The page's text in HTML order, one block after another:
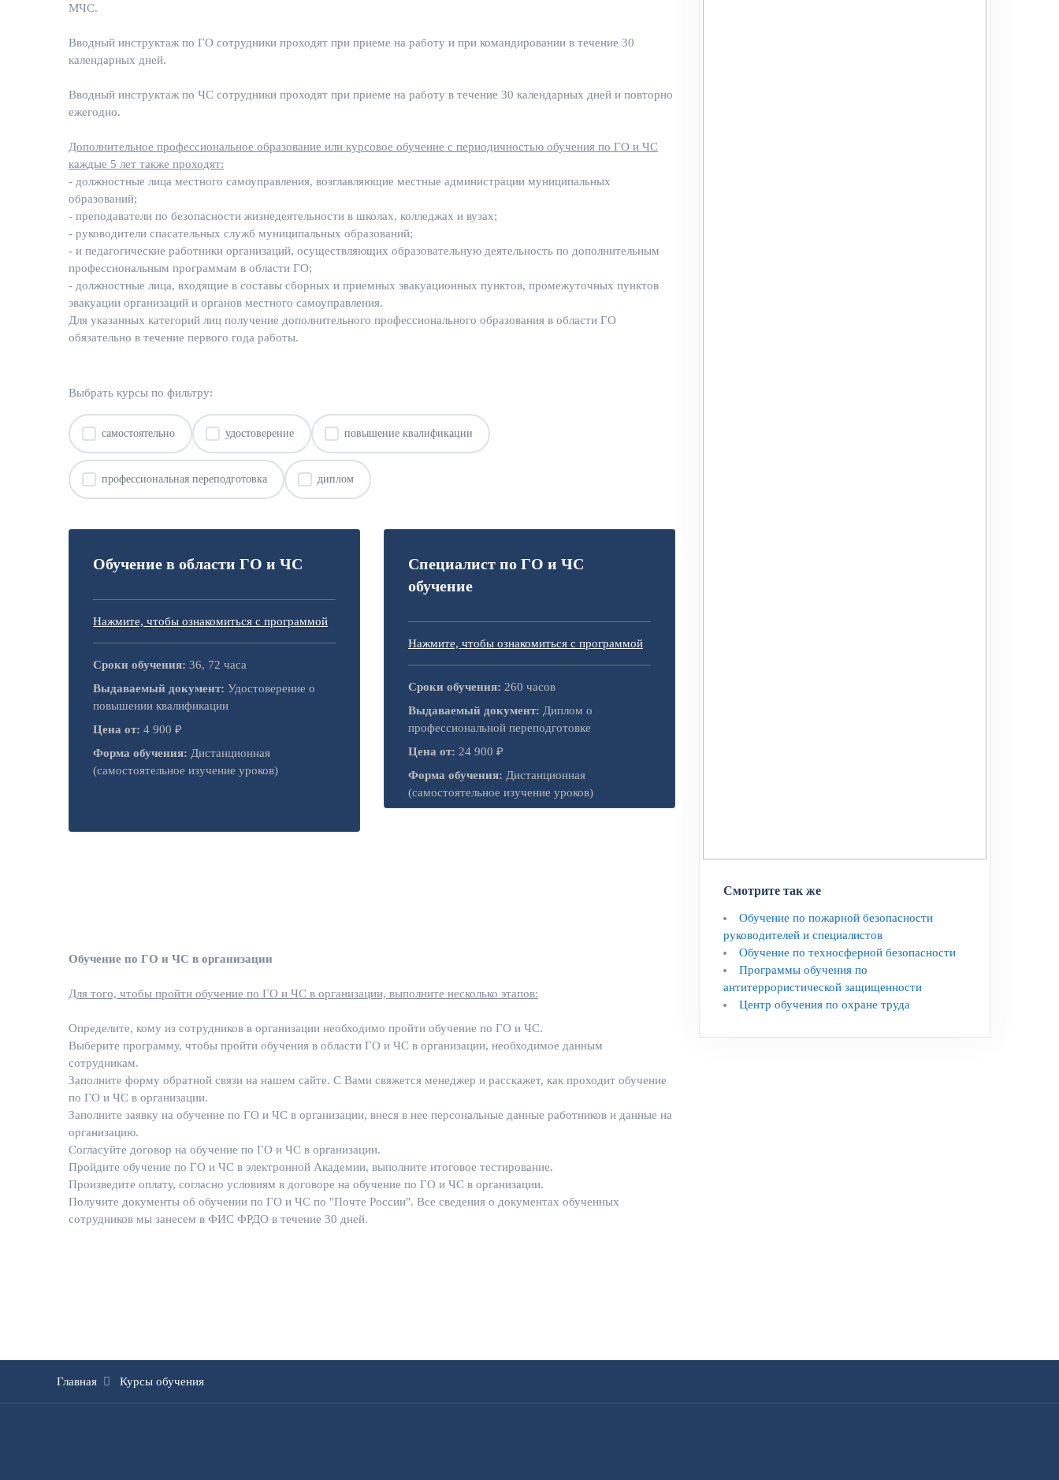
МЧС.
Вводный инструктаж по ГО сотрудники проходят при приеме на работу и при командировании в течение 30
календарных дней.
Вводный инструктаж по ЧС сотрудники проходят при приеме на работу в течение 30 календарных дней и повторно
ежегодно.
Дополнительное профессиональное образование или курсовое обучение с периодичностью обучения по ГО и ЧС
каждые 5 лет также проходят:
- должностные лица местного самоуправления, возглавляющие местные администрации муниципальных
образований;
- преподаватели по безопасности жизнедеятельности в школах, колледжах и вузах;
- руководители спасательных служб муниципальных образований;
- и педагогические работники организаций, осуществляющих образовательную деятельность по дополнительным
профессиональным программам в области ГО;
- должностные лица, входящие в составы сборных и приемных эвакуационных пунктов, промежуточных пунктов
эвакуации организаций и органов местного самоуправления.
Для указанных категорий лиц получение дополнительного профессионального образования в области ГО
обязательно в течение первого года работы.
Выбрать курсы по фильтру:
самостоятельно удостоверение повышение квалификации
профессиональная переподготовка диплом
Обучение в области ГО и ЧС
Нажмите, чтобы ознакомиться с программой
Сроки обучения: 36, 72 часа
Выдаваемый документ: Удостоверение о
повышении квалификации
Цена от: 4 900 ₽
Форма обучения: Дистанционная
(самостоятельное изучение уроков)
Специалист по ГО и ЧС
обучение
Нажмите, чтобы ознакомиться с программой
Сроки обучения: 260 часов
Выдаваемый документ: Диплом о
профессиональной переподготовке
Цена от: 24 900 ₽
Форма обучения: Дистанционная
(самостоятельное изучение уроков)
Смотрите так же
Обучение по пожарной безопасности
руководителей и специалистов
Обучение по техносферной безопасности
Программы обучения по
антитеррористической защищенности
Центр обучения по охране труда
Обучение по ГО и ЧС в организации
Для того, чтобы пройти обучение по ГО и ЧС в организации, выполните несколько этапов:
Определите, кому из сотрудников в организации необходимо пройти обучение по ГО и ЧС.
Выберите программу, чтобы пройти обучения в области ГО и ЧС в организации, необходимое данным
сотрудникам.
Заполните форму обратной связи на нашем сайте. С Вами свяжется менеджер и расскажет, как проходит обучение
по ГО и ЧС в организации.
Заполните заявку на обучение по ГО и ЧС в организации, внеся в нее персональные данные работников и данные на
организацию.
Согласуйте договор на обучение по ГО и ЧС в организации.
Пройдите обучение по ГО и ЧС в электронной Академии, выполните итоговое тестирование.
Произведите оплату, согласно условиям в договоре на обучение по ГО и ЧС в организации.
Получите документы об обучении по ГО и ЧС по "Почте России". Все сведения о документах обученных
сотрудников мы занесем в ФИС ФРДО в течение 30 дней.
Главная Курсы обучения